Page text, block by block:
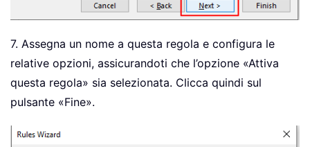
7. Assegna un nome a questa regola e configura le
relative opzioni, assicurandoti che l’opzione «Attiva
questa regola» sia selezionata. Clicca quindi sul
pulsante «Fine».